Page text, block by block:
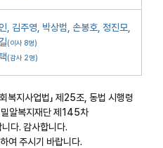
, 김주영, 박상범, 손봉호, 정진모,
(이사 8명)
(감사 2명)
복지사업법」 제25조, 동법 시행령
알복지재단 제145차
다. 감사합니다.
여 주시기 바랍니다.